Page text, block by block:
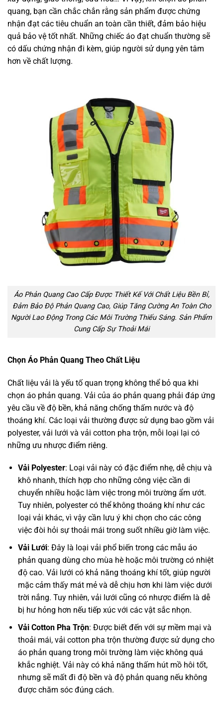
quang, bạn cần chắc chắn rằng sản phẩm được chứng
nhận đạt các tiêu chuẩn an toàn cần thiết, đảm bảo hiệu
quả bảo vệ tốt nhất. Những chiếc áo đạt chuẩn thường sẽ
có dấu chứng nhận đi kèm, giúp người sử dụng yên tâm
hơn về chất lượng.
Áo Phản Quang Cao Cấp Được Thiết Kế Với Chất Liệu Bền Bỉ,
Đảm Bảo Độ Phản Quang Cao, Giúp Tăng Cường An Toàn Cho
Người Lao Động Trong Các Môi Trường Thiếu Sáng. Sản Phẩm
Cung Cấp Sự Thoải Mái
Chọn Áo Phản Quang Theo Chất Liệu
Chất liệu vải là yếu tố quan trọng không thể bỏ qua khi
chọn áo phản quang. Vải của áo phản quang phải đáp ứng
yêu cầu về độ bền, khả năng chống thấm nước và độ
thoáng khí. Các loại vải thường được sử dụng bao gồm vải
polyester, vải lưới và vải cotton pha trộn, mỗi loại lại có
những ưu nhược điểm riêng.
Vải Polyester: Loại vải này có đặc điểm nhẹ, dễ chịu và
khô nhanh, thích hợp cho những công việc cần di
chuyển nhiều hoặc làm việc trong môi trường ẩm ướt.
Tuy nhiên, polyester có thể không thoáng khí như các
loại vải khác, vì vậy cần lưu ý khi chọn cho các công
việc đòi hỏi sự thoải mái trong suốt nhiều giờ làm việc.
Vải Lưới: Đây là loại vải phổ biến trong các mẫu áo
phản quang dùng cho mùa hè hoặc môi trường có nhiệt
độ cao. Vải lưới có khả năng thoáng khí tốt, giúp người
mặc cảm thấy mát mẻ và dễ chịu hơn khi làm việc dưới
trời nắng. Tuy nhiên, vải lưới cũng có nhược điểm là dễ
bị hư hỏng hơn nếu tiếp xúc với các vật sắc nhọn.
Vải Cotton Pha Trộn: Được biết đến với sự mềm mại và
thoải mái, vải cotton pha trộn thường được sử dụng cho
áo phản quang trong môi trường làm việc không quá
khắc nghiệt. Vải này có khả năng thấm hút mồ hôi tốt,
nhưng sẽ mất đi độ bền và độ phản quang nếu không
được chăm sóc đúng cách.